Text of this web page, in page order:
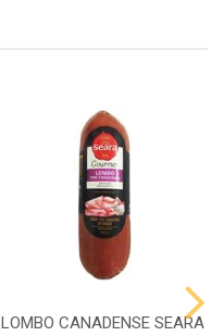
LOMBO CANADENSE SEARA